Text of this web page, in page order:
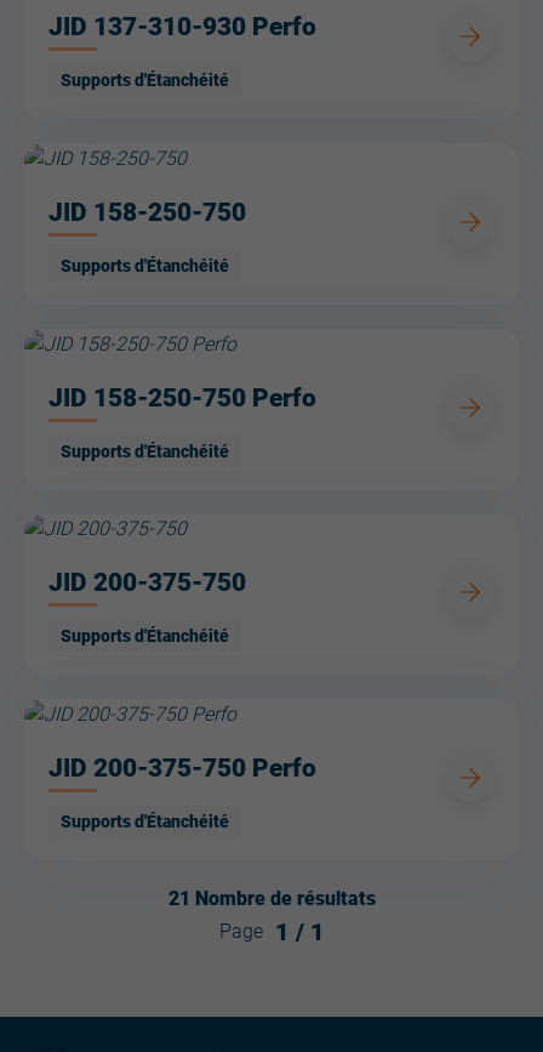
JID 137-310-930 Perfo
Supports d'Étanchéité
JID 158-250-750
Supports d'Étanchéité
JID 158-250-750 Perfo
Supports d'Étanchéité
JID 200-375-750
Supports d'Étanchéité
JID 200-375-750 Perfo
Supports d'Étanchéité
21 Nombre de résultats
Page
1 / 1